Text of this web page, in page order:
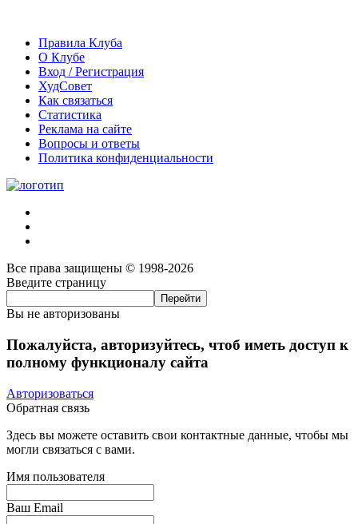
Правила Клуба
О Клубе
Вход / Регистрация
ХудСовет
Как связаться
Статистика
Реклама на сайте
Вопросы и ответы
Политика конфиденциальности
Все права защищены © 1998-2026
Введите страницу
Вы не авторизованы
Пожалуйста, авторизуйтесь, чтоб иметь доступ к
полному функционалу сайта
Авторизоваться
Обратная связь
Здесь вы можете оставить свои контактные данные, чтобы мы
могли связаться с вами.
Имя пользователя
Ваш Email